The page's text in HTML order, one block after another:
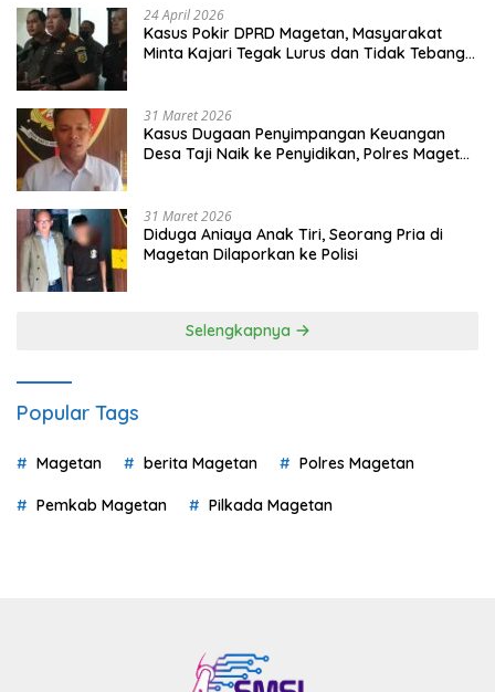
24 April 2026
Kasus Pokir DPRD Magetan, Masyarakat
Minta Kajari Tegak Lurus dan Tidak Tebang
31 Maret 2026
Kasus Dugaan Penyimpangan Keuangan
Desa Taji Naik ke Penyidikan, Polres Magetan
31 Maret 2026
Diduga Aniaya Anak Tiri, Seorang Pria di
Magetan Dilaporkan ke Polisi
Selengkapnya
Popular Tags
Magetan berita Magetan Polres Magetan
Pemkab Magetan Pilkada Magetan